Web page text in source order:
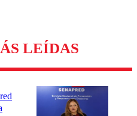
LEÍDAS